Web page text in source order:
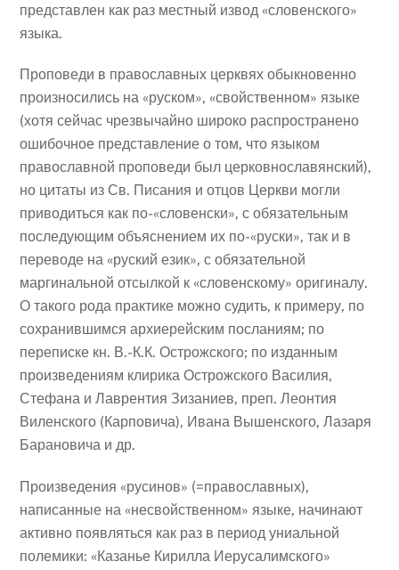
представлен как раз местный извод «словенского»
языка.
Проповеди в православных церквях обыкновенно
произносились на «руском», «свойственном» языке
(хотя сейчас чрезвычайно широко распространено
ошибочное представление о том, что языком
православной проповеди был церковнославянский),
но цитаты из Св. Писания и отцов Церкви могли
приводиться как по-«словенски», с обязательным
последующим объяснением их по-«руски», так и в
переводе на «руский език», с обязательной
маргинальной отсылкой к «словенскому» оригиналу.
О такого рода практике можно судить, к примеру, по
сохранившимся архиерейским посланиям; по
переписке кн. В.-К.К. Острожского; по изданным
произведениям клирика Острожского Василия,
Стефана и Лаврентия Зизаниев, преп. Леонтия
Виленского (Карповича), Ивана Вышенского, Лазаря
Барановича и др.
Произведения «русинов» (=православных),
написанные на «несвойственном» языке, начинают
активно появляться как раз в период униальной
полемики: «Казанье Кирилла Иерусалимского»